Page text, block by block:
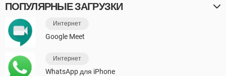
ПОПУЛЯРНЫЕ ЗАГРУЗКИ
Интернет
Google Meet
Интернет
WhatsApp для iPhone